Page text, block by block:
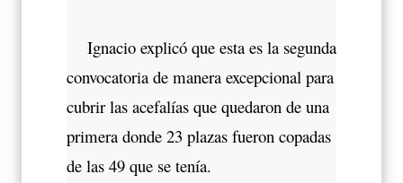
Ignacio explicó que esta es la segunda
convocatoria de manera excepcional para
cubrir las acefalías que quedaron de una
primera donde 23 plazas fueron copadas
de las 49 que se tenía.